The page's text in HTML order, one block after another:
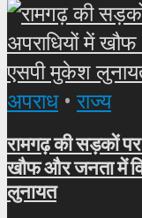
अपराध • राज्य
रामगढ़ की सड़कों पर
खौफ और जनता में
लुनायत